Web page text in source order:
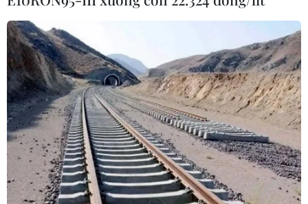
Điện cho Vườn quốc gia Phong Nha-
Kẻ Bàng
05/08/2026 12:11
Bão số 3 tiếp tục đổi hướng, di
chuyển nhanh hơn
05/08/2026 11:31
Bão số 3 đổi hướng, di chuyển chậm